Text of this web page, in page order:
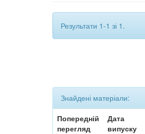
Результати 1-1 зі 1.
Знайдені матеріали:
Попередній
перегляд
Дата
випуску